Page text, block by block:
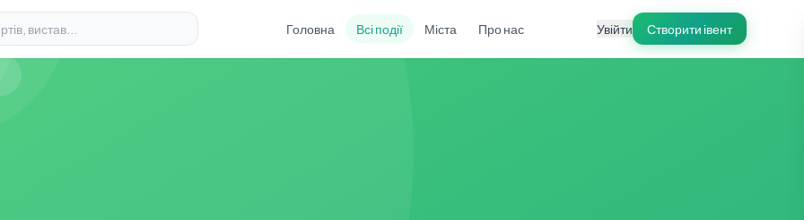
Головна Всі події Міста Про нас Увійти Створити івент